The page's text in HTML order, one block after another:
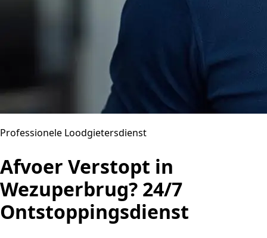
Professionele Loodgietersdienst
Afvoer Verstopt in
Wezuperbrug? 24/7
Ontstoppingsdienst